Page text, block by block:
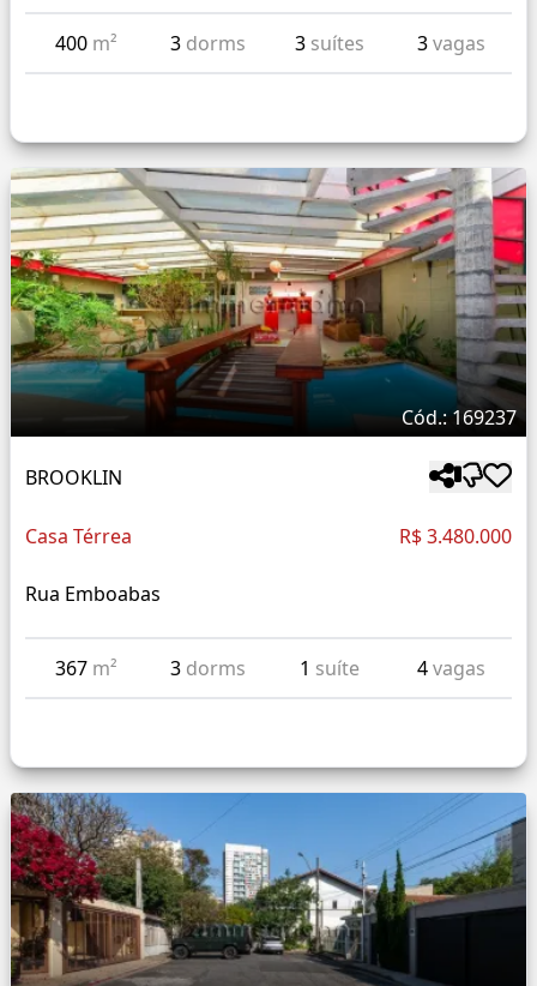
400 m² 3 dorms 3 suítes 3vagas
Cód.: 169237
BROOKLIN
Casa Térrea R$ 3.480.000
Rua Emboabas
367 m² 3 dorms 1 suíte 4vagas